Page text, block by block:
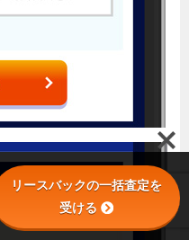
リースバックの一括査定を
受ける